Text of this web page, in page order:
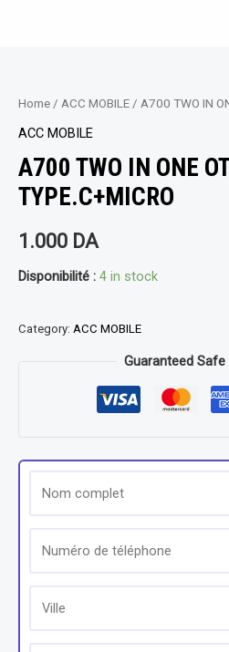
Home / ACC MOBILE / A700 TWO IN
ACC MOBILE
A700 TWO IN ONE
TYPE.C+MICRO
1.000 DA
Disponibilité : 4 in stock
Category: ACC MOBILE
Guaranteed